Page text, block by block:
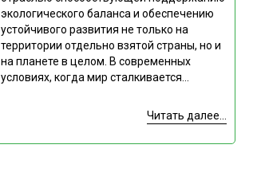
экологического баланса и обеспечению
устойчивого развития не только на
территории отдельно взятой страны, но и
на планете в целом. В современных
условиях, когда мир сталкивается...
Читать далее...